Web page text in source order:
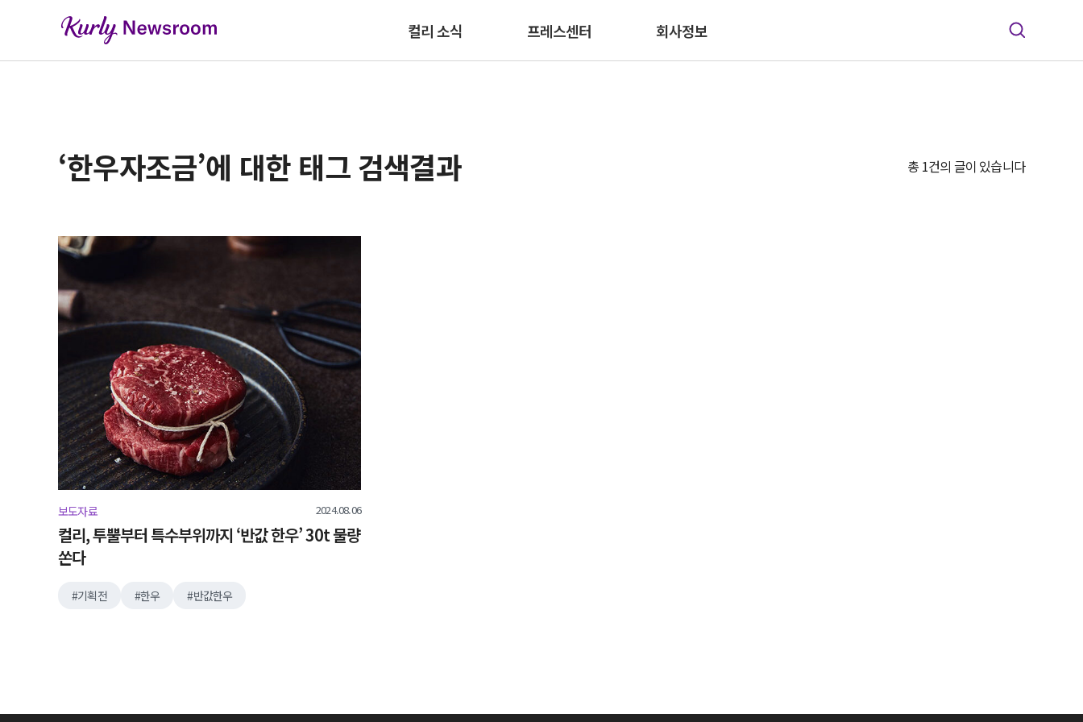
컬리 소식 프레스센터 회사정보
‘한우자조금’에 대한 태그 검색결과 총 1건의 글이 있습니다
보도자료 2024.08.06
컬리, 투뿔부터 특수부위까지 ‘반값 한우’ 30t 물량
쏜다
기획전 한우 반값한우